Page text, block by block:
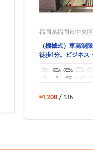
福岡県福岡市中央
（機械式）車高制
徒歩1分。ビジネス
軽 コ 中型 ボックス
¥1,200 / 13h